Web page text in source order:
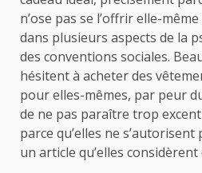
n’ose pas se l’offrir elle-
dans plusieurs aspects de la
des conventions sociales.
hésitent à acheter des
pour elles-mêmes, par peur
de ne pas paraître trop
parce qu’elles ne
un article qu’elles